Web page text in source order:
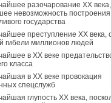
разочарование ХХ века,
невозможность построения
государства
преступление ХХ века,
гибели миллионов людей
в ХХ веке
класса
в ХХ веке провокация
спецслужб
глупость ХХ века,